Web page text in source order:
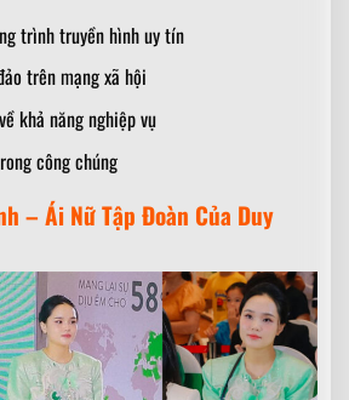
trình truyền hình uy tín
trên mạng xã hội
khả năng nghiệp vụ
công chúng
– Ái Nữ Tập Đoàn Của Duy